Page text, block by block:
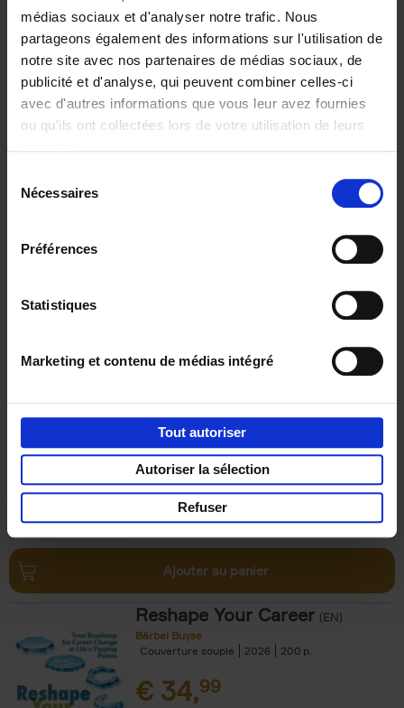
médias sociaux et d'analyser notre trafic. Nous
partageons également des informations sur l'utilisation de
notre site avec nos partenaires de médias sociaux, de
publicité et d'analyse, qui peuvent combiner celles-ci
avec d'autres informations que vous leur avez fournies
ou qu'ils ont collectées lors de votre utilisation de leurs
Nécessaires
Préférences
Statistiques
Marketing et contenu de médias intégré
Tout autoriser
Autoriser la sélection
Refuser
Ajouter au panier
100 Days to Make Your Mark
as a CEO
Defy Gravity (EN)
€34,99
Ajouter au panier
Reshape Your Career (EN)
Bärbel Buyse
Couverture souple
2026 200
€ 34,99